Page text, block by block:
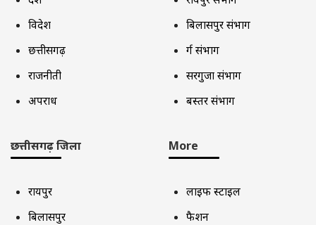
विदेश
छत्तीसगढ़
राजनीती
अपराध
बिलासपुर संभाग
दुर्ग संभाग
सरगुजा संभाग
बस्तर संभाग
छत्तीसगढ़ जिला
रायपुर
बिलासपुर
More
लाइफ स्टाइल
फैशन